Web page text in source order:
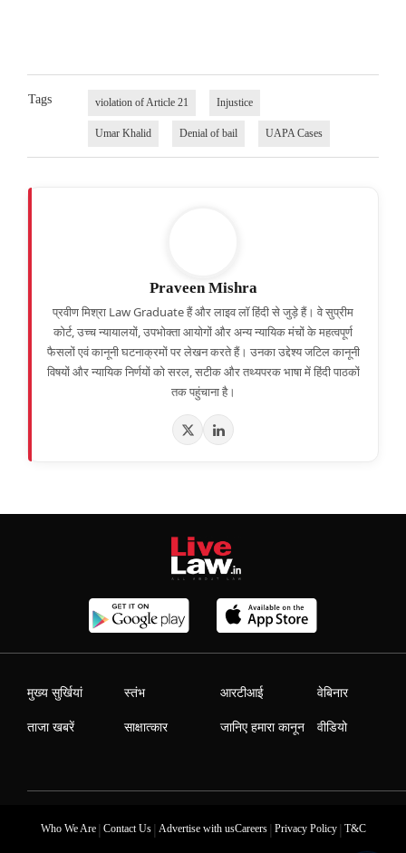
Tags violation of Article 21 Injustice
Umar Khalid Denial of bail UAPA Cases
Praveen Mishra
प्रवीण मिश्रा Law Graduate हैं और लाइव लॉ हिंदी से जुड़े हैं। वे सुप्रीम
कोर्ट, उच्च न्यायालयों, उपभोक्ता आयोगों और अन्य न्यायिक मंचों के महत्वपूर्ण
फैसलों एवं कानूनी घटनाक्रमों पर लेखन करते हैं। उनका उद्देश्य जटिल कानूनी
विषयों और न्यायिक निर्णयों को सरल, सटीक और तथ्यपरक भाषा में हिंदी पाठकों
तक पहुंचाना है।
मुख्य सुर्खियां
ताजा खबरें
स्तंभ
साक्षात्कार
आरटीआई
जानिए हमारा कानून
वेबिनार
वीडियो
Who We Are| Contact Us| Advertise with usCareers| Privacy Policy| T&C